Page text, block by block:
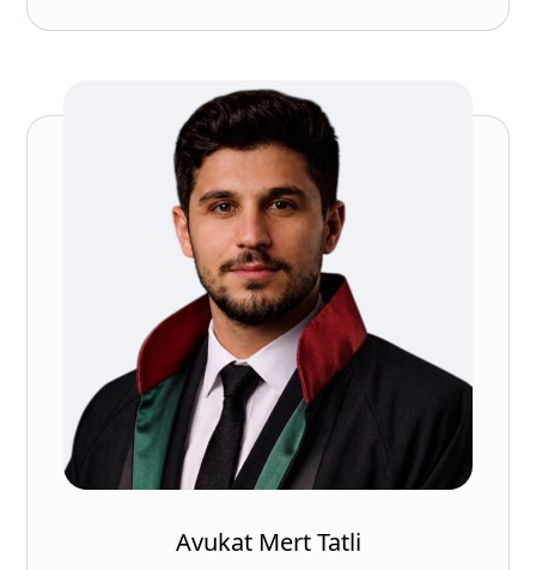
Avukat Mert Tatli